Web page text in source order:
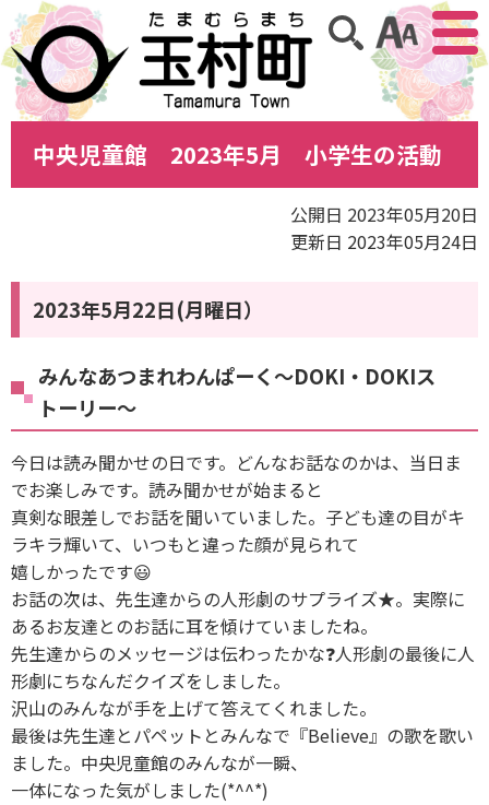
アクセ
サイト内検索
中央児童館 2023年5月 小学生の活動
公開日 2023年05月20日
更新日 2023年05月24日
2023年5月22日(月曜日）
みんなあつまれわんぱーく〜DOKI・DOKIス
トーリー〜
今日は読み聞かせの日です。どんなお話なのかは、当日ま
でお楽しみです。読み聞かせが始まると
真剣な眼差しでお話を聞いていました。子ども達の目がキ
ラキラ輝いて、いつもと違った顔が見られて
嬉しかったです😃
お話の次は、先生達からの人形劇のサプライズ★。実際に
あるお友達とのお話に耳を傾けていましたね。
先生達からのメッセージは伝わったかな❓人形劇の最後に人
形劇にちなんだクイズをしました。
沢山のみんなが手を上げて答えてくれました。
最後は先生達とパペットとみんなで『Believe』の歌を歌い
ました。中央児童館のみんなが一瞬、
一体になった気がしました(*^^*)